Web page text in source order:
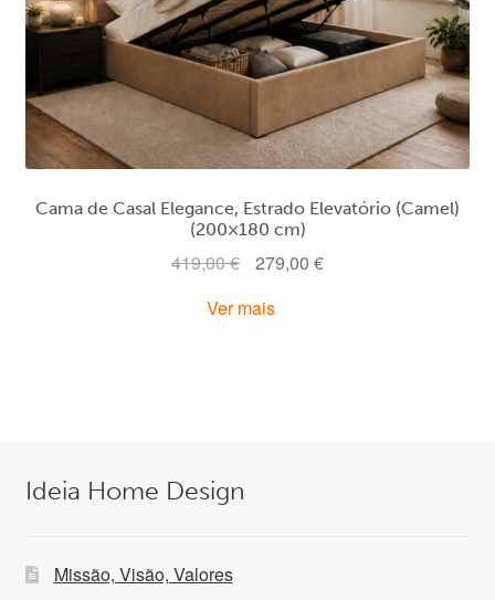
Cama de Casal Elegance, Estrado Elevatório (Camel)
(200×180 cm)
419,00€
O
original
279,00 €O
Ver mais
Ideia Home Design
Missão, Visão, Valores